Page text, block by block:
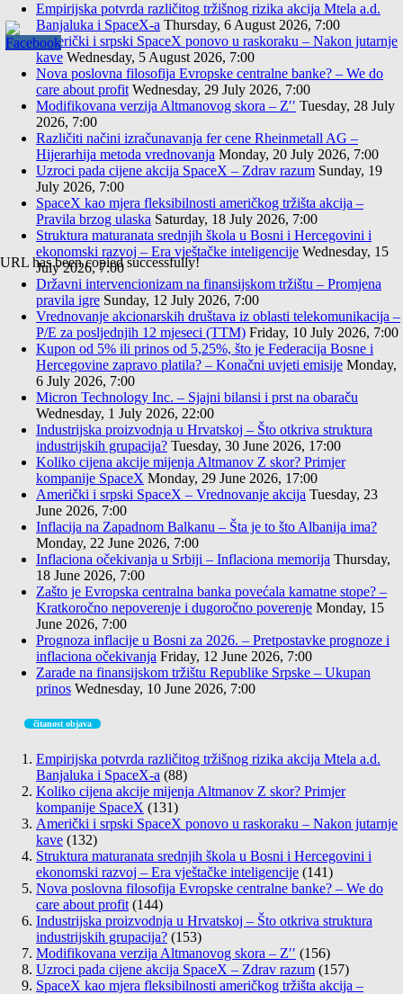
URL has been copied successfully!
Empirijska potvrda različitog tržišnog rizika akcija Mtela a.d.
Banjaluka i SpaceX-a Thursday, 6 August 2026, 7:00
Američki i srpski SpaceX ponovo u raskoraku – Nakon jutarnje
kave Wednesday, 5 August 2026, 7:00
Nova poslovna filosofija Evropske centralne banke? – We do
care about profit Wednesday, 29 July 2026, 7:00
Modifikovana verzija Altmanovog skora – Z′′ Tuesday, 28 July
2026, 7:00
Različiti načini izračunavanja fer cene Rheinmetall AG –
Hijerarhija metoda vrednovanja Monday, 20 July 2026, 7:00
Uzroci pada cijene akcija SpaceX – Zdrav razum Sunday, 19
July 2026, 7:00
SpaceX kao mjera fleksibilnosti američkog tržišta akcija –
Pravila brzog ulaska Saturday, 18 July 2026, 7:00
Struktura maturanata srednjih škola u Bosni i Hercegovini i
ekonomski razvoj – Era vještačke inteligencije Wednesday, 15
July 2026, 7:00
Državni intervencionizam na finansijskom tržištu – Promjena
pravila igre Sunday, 12 July 2026, 7:00
Vrednovanje akcionarskih društava iz oblasti telekomunikacija –
P/E za posljednjih 12 mjeseci (TTM) Friday, 10 July 2026, 7:00
Kupon od 5% ili prinos od 5,25%, što je Federacija Bosne i
Hercegovine zapravo platila? – Konačni uvjeti emisije Monday,
6 July 2026, 7:00
Micron Technology Inc. – Sjajni bilansi i prst na obaraču
Wednesday, 1 July 2026, 22:00
Industrijska proizvodnja u Hrvatskoj – Što otkriva struktura
industrijskih grupacija? Tuesday, 30 June 2026, 17:00
Koliko cijena akcije mijenja Altmanov Z skor? Primjer
kompanije SpaceX Monday, 29 June 2026, 17:00
Američki i srpski SpaceX – Vrednovanje akcija Tuesday, 23
June 2026, 7:00
Inflacija na Zapadnom Balkanu – Šta je to što Albanija ima?
Monday, 22 June 2026, 7:00
Inflaciona očekivanja u Srbiji – Inflaciona memorija Thursday,
18 June 2026, 7:00
Zašto je Evropska centralna banka povećala kamatne stope? –
Kratkoročno nepoverenje i dugoročno poverenje Monday, 15
June 2026, 7:00
Prognoza inflacije u Bosni za 2026. – Pretpostavke prognoze i
inflaciona očekivanja Friday, 12 June 2026, 7:00
Zarade na finansijskom tržištu Republike Srpske – Ukupan
prinos Wednesday, 10 June 2026, 7:00
čitanost objava
Empirijska potvrda različitog tržišnog rizika akcija Mtela a.d.
Banjaluka i SpaceX-a (88)
Koliko cijena akcije mijenja Altmanov Z skor? Primjer
kompanije SpaceX (131)
Američki i srpski SpaceX ponovo u raskoraku – Nakon jutarnje
kave (132)
Struktura maturanata srednjih škola u Bosni i Hercegovini i
ekonomski razvoj – Era vještačke inteligencije (141)
Nova poslovna filosofija Evropske centralne banke? – We do
care about profit (144)
Industrijska proizvodnja u Hrvatskoj – Što otkriva struktura
industrijskih grupacija? (153)
Modifikovana verzija Altmanovog skora – Z′′ (156)
Uzroci pada cijene akcija SpaceX – Zdrav razum (157)
SpaceX kao mjera fleksibilnosti američkog tržišta akcija –